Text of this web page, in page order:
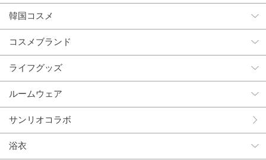
韓国コスメ
コスメブランド
ライフグッズ
ルームウェア
サンリオコラボ
浴衣